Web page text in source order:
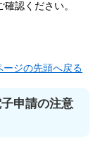
認ください。
ージの先頭へ戻る
申請の注意